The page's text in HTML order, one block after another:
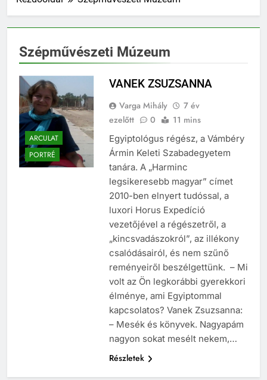
Szépművészeti Múzeum
ARCULAT
PORTRÉ
VANEK ZSUZSANNA
Varga Mihály
7 év
ezelőtt
0 11 mins
Egyiptológus régész, a Vámbéry
Ármin Keleti Szabadegyetem
tanára. A „Harminc
legsikeresebb magyar” címet
2010-ben elnyert tudóssal, a
luxori Horus Expedíció
vezetőjével a régészetről, a
„kincsvadászokról”, az illékony
csalódásairól, és nem szűnő
reményeiről beszélgettünk. – Mi
volt az Ön legkorábbi gyerekkori
élménye, ami Egyiptommal
kapcsolatos? Vanek Zsuzsanna:
– Mesék és könyvek. Nagyapám
nagyon sokat mesélt nekem,…
Részletek